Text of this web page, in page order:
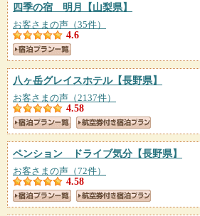
四季の宿 明月 【山梨県】
お客さまの声（35件）
4.6
八ヶ岳グレイスホテル【長野県】
お客さまの声（2137件）
4.58
ペンション ドライブ気分【長野県】
お客さまの声（72件）
4.58